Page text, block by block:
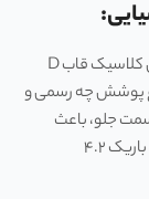
Xiaomi AI Glasses با طراحی کلاسیک قاب D
پوشش چه رسمی و
قاب به سمت جلو، باعث
قرارگیری بهتر روی صورت شده و با ضخامت دسته‌های باریک ۴.۲